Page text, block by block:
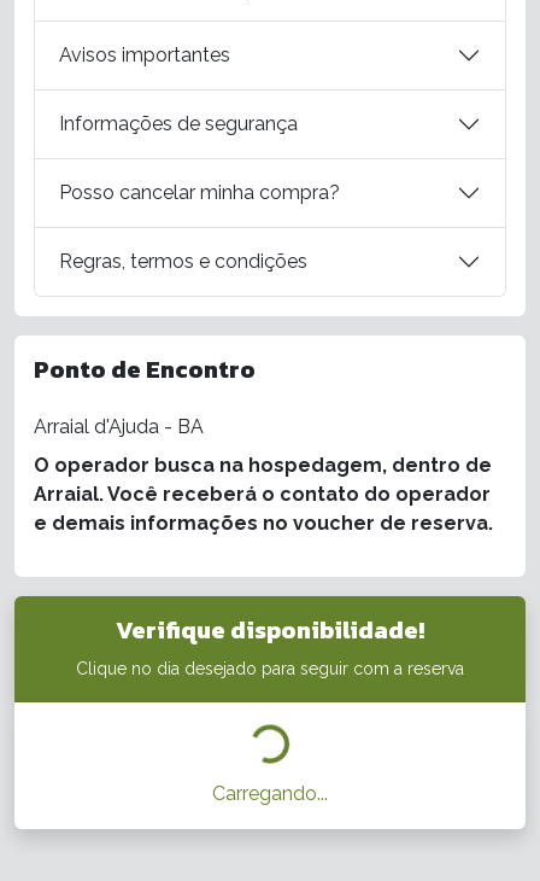
Avisos importantes
Informações de segurança
Posso cancelar minha compra?
Regras, termos e condições
Ponto de Encontro
Arraial d'Ajuda - BA
O operador busca na hospedagem, dentro de
Arraial. Você receberá o contato do operador
e demais informações no voucher de reserva.
Verifique disponibilidade!
Clique no dia desejado para seguir com a reserva
Carregando...